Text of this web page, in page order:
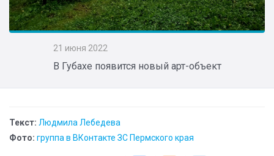
21 июня 2022
В Губахе появится новый арт-объект
Текст: Людмила Лебедева
Фото: группа в ВКонтакте ЗС Пермского края